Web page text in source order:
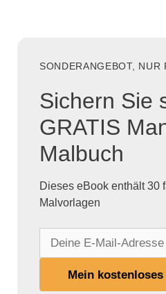
SONDERANGEBOT, NUR
Sichern Sie
GRATIS
Malbuch
Dieses eBook enthält 30
Malvorlagen
Mein